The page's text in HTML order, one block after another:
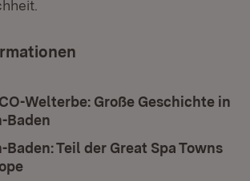
Welterbe: Große Geschichte in
Baden
Baden: Teil der Great Spa Towns